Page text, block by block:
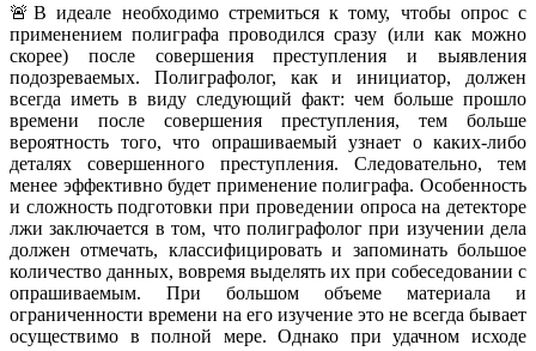
🚨В идеале необходимо стремиться к тому, чтобы опрос с
применением полиграфа проводился сразу (или как можно
скорее) после совершения преступления и выявления
подозреваемых. Полиграфолог, как и инициатор, должен
всегда иметь в виду следующий факт: чем больше прошло
времени после совершения преступления, тем больше
вероятность того, что опрашиваемый узнает о каких-либо
деталях совершенного преступления. Следовательно, тем
менее эффективно будет применение полиграфа. Особенность
и сложность подготовки при проведении опроса на детекторе
лжи заключается в том, что полиграфолог при изучении дела
должен отмечать, классифицировать и запоминать большое
количество данных, вовремя выделять их при собеседовании с
опрашиваемым. При большом объеме материала и
ограниченности времени на его изучение это не всегда бывает
осуществимо в полной мере. Однако при удачном исходе